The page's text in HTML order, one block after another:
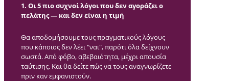
1. Οι 5 πιο συχνοί λόγοι που δεν αγοράζει ο
πελάτης — και δεν είναι η τιμή
Θα αποδομήσουμε τους πραγματικούς λόγους
που κάποιος δεν λέει "ναι", παρότι όλα δείχνουν
σωστά. Από φόβο, αβεβαιότητα, μέχρι απουσία
ταύτισης. Και θα δείτε πώς να τους αναγνωρίζετε
πριν καν εμφανιστούν.